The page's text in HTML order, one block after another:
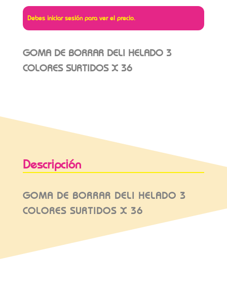
Debes iniciar sesión para ver el precio.
GOMA DE BORRAR DELI HELADO 3
COLORES SURTIDOS X 36
Descripción
GOMA DE BORRAR DELI HELADO 3
COLORES SURTIDOS X 36